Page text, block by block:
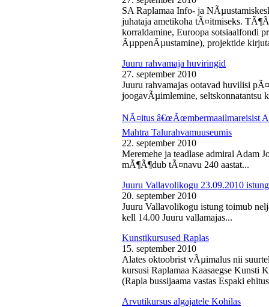
SA Raplamaa Info- ja
juhataja ametikoha tÃ¤itmiseks.
korraldamine, Euroopa sotsiaalfondi
ÃµppenÃµustamine), projektide
Juuru rahvamaja huviringid
27. september 2010
Juuru rahvamajas ootavad huvilisi
joogavÃµimlemine, seltskonnatantsu
NÃ¤itus â€œÃœmbermaailmareisist
Mahtra Talurahvamuuseumis
22. september 2010
Meremehe ja teadlase admiral Adam
mÃ¶Ã¶dub tÃ¤navu 240 aastat...
Juuru Vallavolikogu 23.09.2010 istung
20. september 2010
Juuru Vallavolikogu istung toimub
kell 14.00 Juuru vallamajas...
Kunstikursused Raplas
15. september 2010
Alates oktoobrist vÃµimalus nii
kursusi Raplamaa Kaasaegse Kunsti
(Rapla bussijaama vastas Espaki
Arvutikursus algajatele Kohilas